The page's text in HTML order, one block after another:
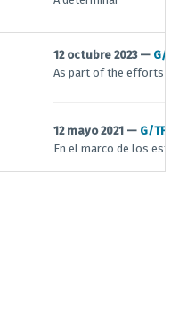
12 octubre 2023 — G/
As part of the efforts
12 mayo 2021 — G/
En el marco de los